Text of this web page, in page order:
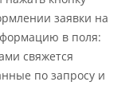
заявки на
в поля:
свяжется
по запросу и